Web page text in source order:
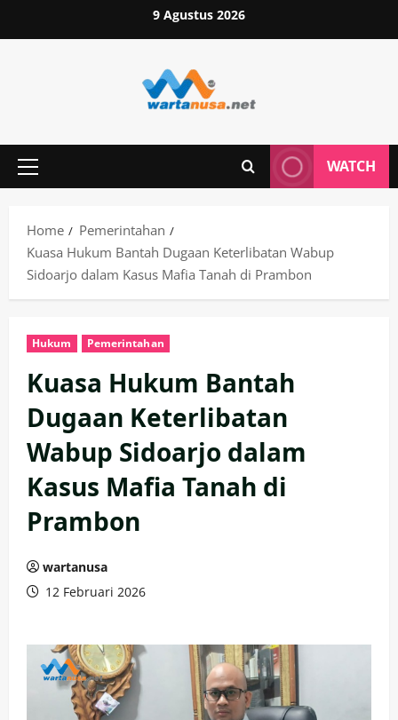
to
9 Agustus 2026
Primary
WATCH
Home
Pemerintahan
Kuasa Hukum Bantah Dugaan Keterlibatan Wabup
Sidoarjo dalam Kasus Mafia Tanah di Prambon
Hukum Pemerintahan
Kuasa Hukum Bantah
Dugaan Keterlibatan
Wabup Sidoarjo dalam
Kasus Mafia Tanah di
Prambon
wartanusa
12 Februari 2026